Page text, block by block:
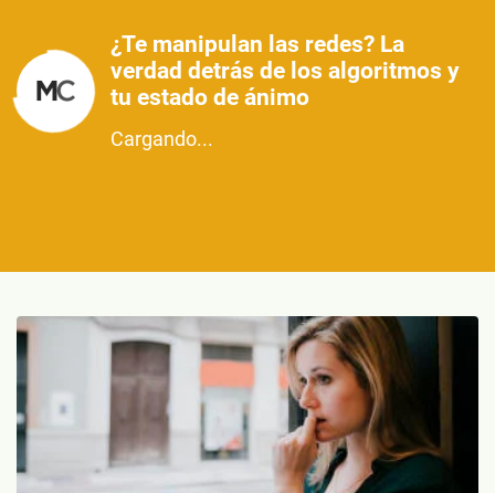
¿Te manipulan las redes? La
verdad detrás de los algoritmos y
tu estado de ánimo
Cargando...